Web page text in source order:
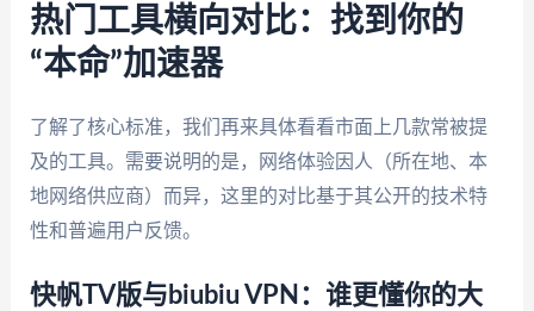
热门工具横向对比：找到你的
“本命”加速器
了解了核心标准，我们再来具体看看市面上几款常被提
及的工具。需要说明的是，网络体验因人（所在地、本
地网络供应商）而异，这里的对比基于其公开的技术特
性和普遍用户反馈。
快帆TV版与biubiu VPN：谁更懂你的大